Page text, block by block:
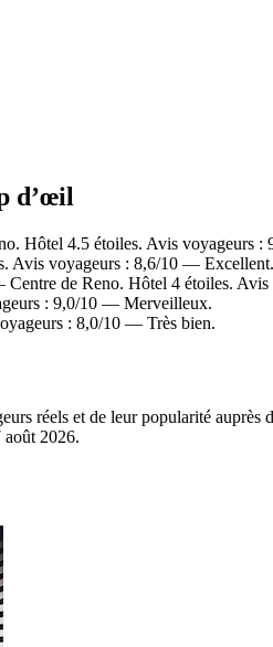
d’œil
Hôtel 4.5 étoiles. Avis voyageurs
Avis voyageurs : 8,6/10 — Excellent.
de Reno. Hôtel 4 étoiles.
: 9,0/10 — Merveilleux.
: 8,0/10 — Très bien.
réels et de leur popularité
août 2026.